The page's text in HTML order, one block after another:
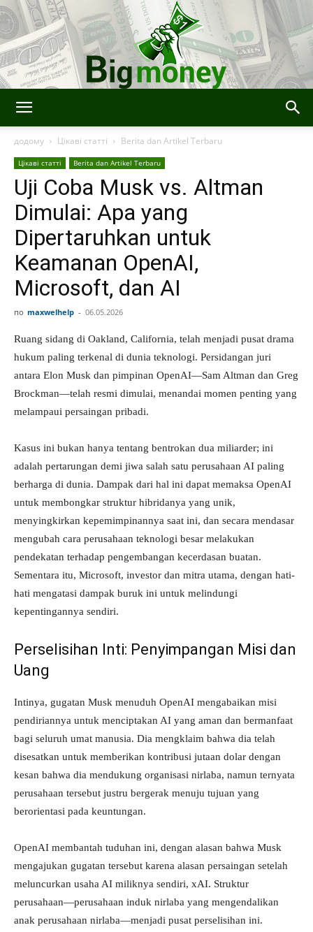
Keuangan,
Teknologi
Investasi
додому Цікаві статті Berita dan Artikel Terbaru
Цікаві статті Berita dan Artikel Terbaru
Uji Coba Musk vs. Altman
Dimulai: Apa yang
Dipertaruhkan untuk
Keamanan OpenAI,
Microsoft, dan AI
по maxwelhelp - 06.05.2026
Ruang sidang di Oakland, California, telah menjadi pusat drama
hukum paling terkenal di dunia teknologi. Persidangan juri
antara Elon Musk dan pimpinan OpenAI—Sam Altman dan Greg
Brockman—telah resmi dimulai, menandai momen penting yang
melampaui persaingan pribadi.
Kasus ini bukan hanya tentang bentrokan dua miliarder; ini
adalah pertarungan demi jiwa salah satu perusahaan AI paling
berharga di dunia. Dampak dari hal ini dapat memaksa OpenAI
untuk membongkar struktur hibridanya yang unik,
menyingkirkan kepemimpinannya saat ini, dan secara mendasar
mengubah cara perusahaan teknologi besar melakukan
pendekatan terhadap pengembangan kecerdasan buatan.
Sementara itu, Microsoft, investor dan mitra utama, dengan hati-
hati mengatasi dampak buruk ini untuk melindungi
kepentingannya sendiri.
Perselisihan Inti: Penyimpangan Misi dan
Uang
Intinya, gugatan Musk menuduh OpenAI mengabaikan misi
pendiriannya untuk menciptakan AI yang aman dan bermanfaat
bagi seluruh umat manusia. Dia mengklaim bahwa dia telah
disesatkan untuk memberikan kontribusi jutaan dolar dengan
kesan bahwa dia mendukung organisasi nirlaba, namun ternyata
perusahaan tersebut justru bergerak menuju tujuan yang
berorientasi pada keuntungan.
OpenAI membantah tuduhan ini, dengan alasan bahwa Musk
mengajukan gugatan tersebut karena alasan persaingan setelah
meluncurkan usaha AI miliknya sendiri, xAI. Struktur
perusahaan—perusahaan induk nirlaba yang mengendalikan
anak perusahaan nirlaba—menjadi pusat perselisihan ini.